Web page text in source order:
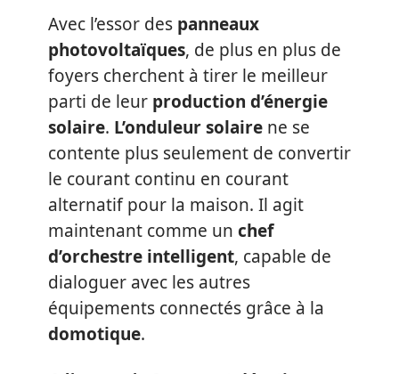
Avec l’essor des panneaux
photovoltaïques, de plus en plus de
foyers cherchent à tirer le meilleur
parti de leur production d’énergie
solaire. L’onduleur solaire ne se
contente plus seulement de convertir
le courant continu en courant
alternatif pour la maison. Il agit
maintenant comme un chef
d’orchestre intelligent, capable de
dialoguer avec les autres
équipements connectés grâce à la
domotique.